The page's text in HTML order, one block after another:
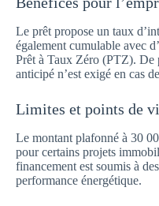
Le prêt propose un taux
également cumulable avec
Prêt à Taux Zéro (PTZ). De
anticipé n’est exigé en cas
Limites et points de
Le montant plafonné à 30
pour certains projets
financement est soumis à
performance énergétique.